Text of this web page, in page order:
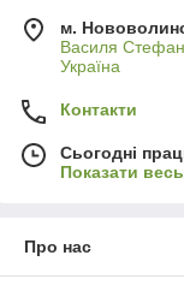
м.
Василя
Україна
Контакти
Сьогодні
Показати
Про нас